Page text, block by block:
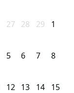
27 28 29 1
5 6 7 8
12 13 14 15